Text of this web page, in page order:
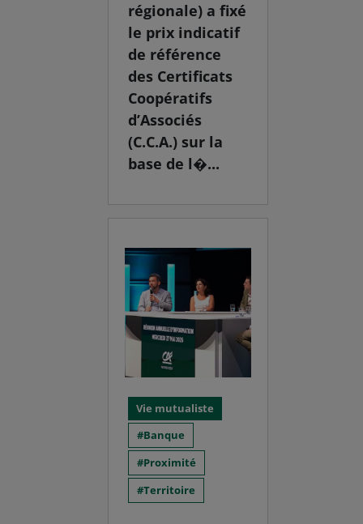
régionale) a fixé
le prix indicatif
de référence
des Certificats
Coopératifs
d’Associés
(C.C.A.) sur la
base de l�...
Vie mutualiste
Banque
Proximité
Territoire